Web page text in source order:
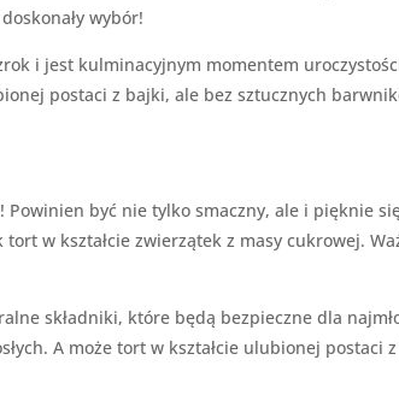
wybór!
i jest kulminacyjnym momentem
postaci z bajki, ale bez sztucznych
być nie tylko smaczny, ale i pięknie
w kształcie zwierzątek z masy cukrowej.
składniki, które będą bezpieczne dla
A może tort w kształcie ulubionej postaci